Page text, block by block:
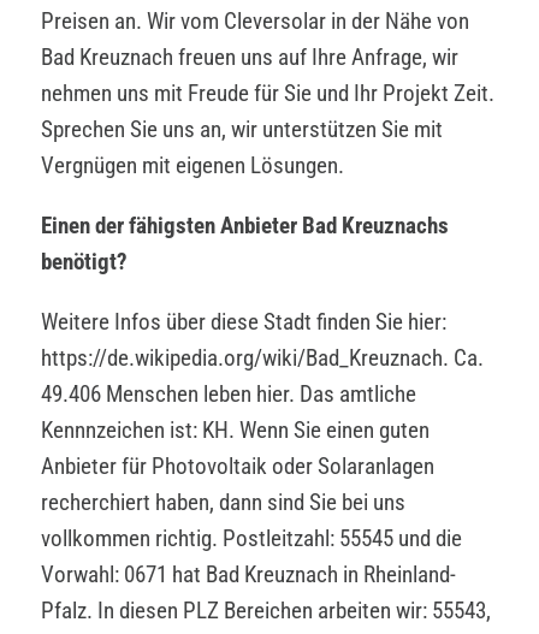
Preisen an. Wir vom Cleversolar in der Nähe von
Bad Kreuznach freuen uns auf Ihre Anfrage, wir
nehmen uns mit Freude für Sie und Ihr Projekt Zeit.
Sprechen Sie uns an, wir unterstützen Sie mit
Vergnügen mit eigenen Lösungen.
Einen der fähigsten Anbieter Bad Kreuznachs
benötigt?
Weitere Infos über diese Stadt finden Sie hier:
https://de.wikipedia.org/wiki/Bad_Kreuznach. Ca.
49.406 Menschen leben hier. Das amtliche
Kennnzeichen ist: KH. Wenn Sie einen guten
Anbieter für Photovoltaik oder Solaranlagen
recherchiert haben, dann sind Sie bei uns
vollkommen richtig. Postleitzahl: 55545 und die
Vorwahl: 0671 hat Bad Kreuznach in Rheinland-
Pfalz. In diesen PLZ Bereichen arbeiten wir: 55543,